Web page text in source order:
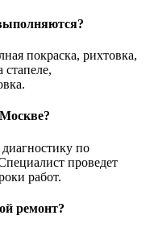
покраска, рихтовка,
стапеле,
диагностику по
проведет
работ.
ремонт?